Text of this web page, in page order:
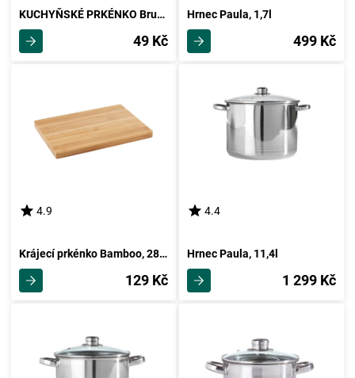
KUCHYŇSKÉ PRKÉNKO Bruno -Top-
49 Kč
Hrnec Paula, 1,7l
499 Kč
4.9
Krájecí prkénko Bamboo, 28/20,3cm
129 Kč
4.4
Hrnec Paula, 11,4l
1 299 Kč